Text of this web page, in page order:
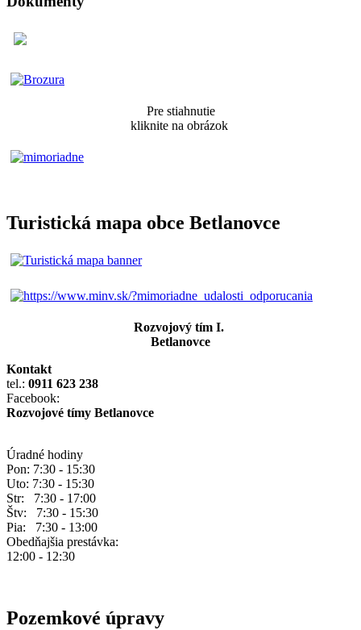
Pre stiahnutie
kliknite na obrázok
Turistická mapa obce Betlanovce
Rozvojový tím I.
Betlanovce
Kontakt
tel.: 0911 623 238
Facebook:
Rozvojové tímy Betlanovce
Úradné hodiny
Pon: 7:30 - 15:30
Uto: 7:30 - 15:30
Str: 7:30 - 17:00
Štv: 7:30 - 15:30
Pia: 7:30 - 13:00
Obedňajšia prestávka:
12:00 - 12:30
Pozemkové úpravy